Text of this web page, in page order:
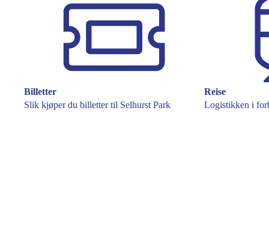
Billetter
Slik kjøper du billetter til Selhurst Park
Reise
Logistikken i